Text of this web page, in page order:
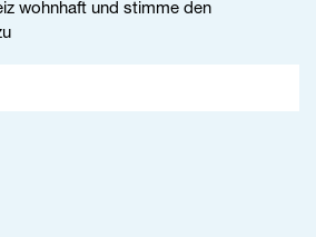
wohnhaft und stimme den